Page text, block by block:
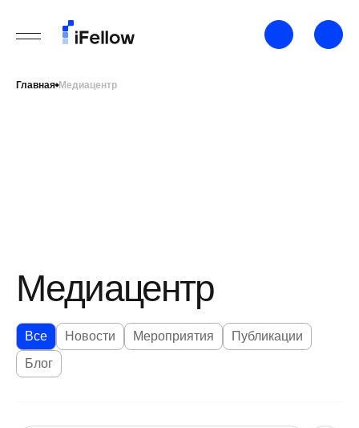
Главная Медиацентр
Медиацентр
Все Новости Мероприятия
Публикации
Блог